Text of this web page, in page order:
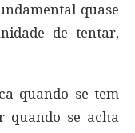
quase
de tentar,
quando se tem
quando se acha